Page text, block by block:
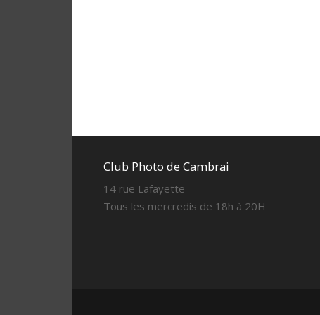
Club Photo de Cambrai
14 rue Lafayette
Tous les mercredis de 18h à 20H